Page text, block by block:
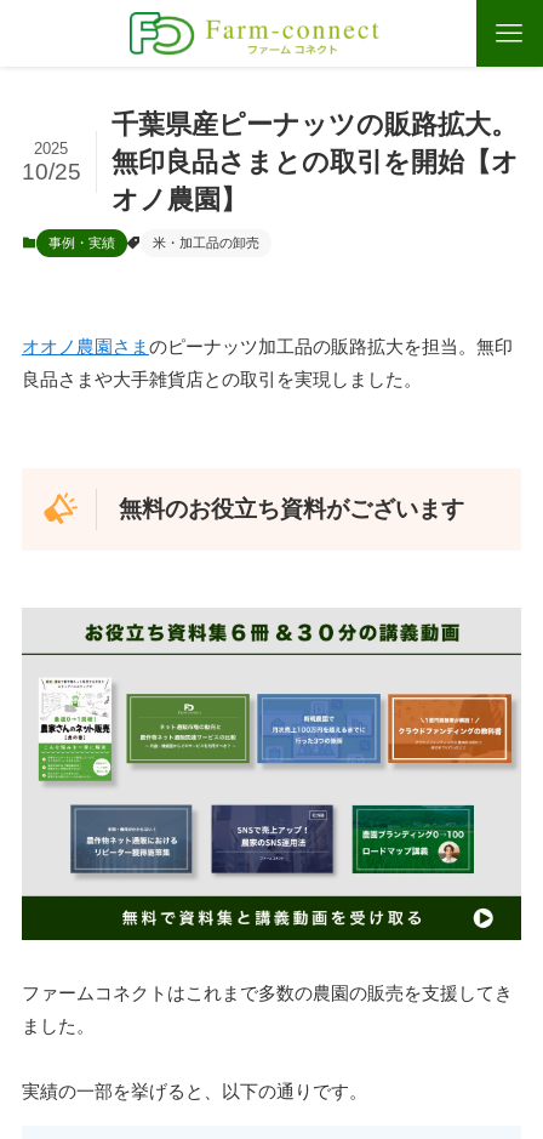
千葉県産ピーナッツの販路拡大。
無印良品さまとの取引を開始【オ
オノ農園】
2025
10/25
事例・実績 米・加工品の卸売
オオノ農園さまのピーナッツ加工品の販路拡大を担当。無印
良品さまや大手雑貨店との取引を実現しました。
無料のお役立ち資料がございます
ファームコネクトはこれまで多数の農園の販売を支援してき
ました。
実績の一部を挙げると、以下の通りです。